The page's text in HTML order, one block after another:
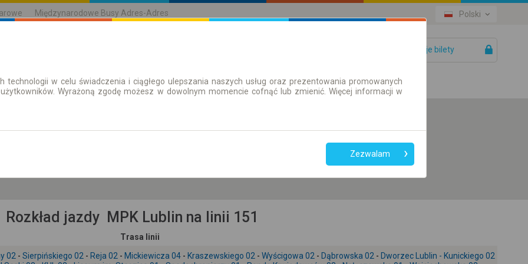
Międzynarodowe Busy Adres-Adres Polski
Twoje bilety
| Bilety Bilety okresowe
przesiadek
Tylko bilet online
Rozkład jazdy MPK Lublin na linii 151
Trasa linii
02 - Sierpińskiego 02 - Reja 02 - Mickiewicza 04 - Kraszewskiego 02 - Wyścigowa 02 - Dąbrowska 02 - Dworzec Lublin - Kunickiego 02
technologii w celu świadczenia i ciągłego ulepszania naszych usług oraz prezentowania promowanych
Wyrażoną zgodę możesz w dowolnym momencie cofnąć lub zmienić. Więcej informacji w
Zezwalam